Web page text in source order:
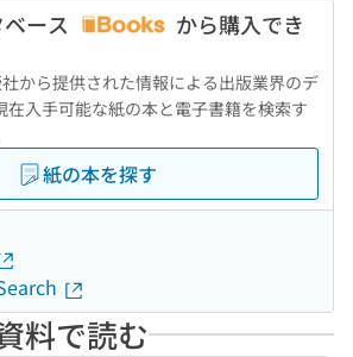
ース
から購入でき
社から提供された情報による出版業界のデ
在入手可能な紙の本と電子書籍を検索す
紙の本を探す
料で読む